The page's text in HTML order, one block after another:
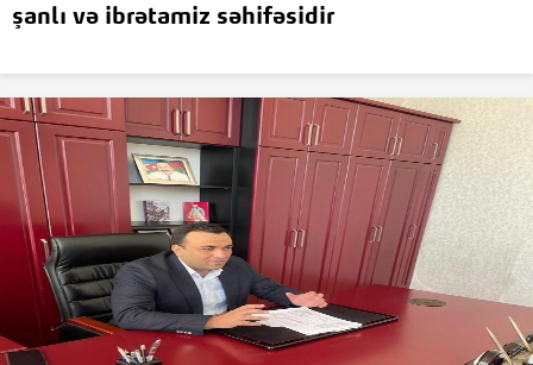
şanlı və ibrətamiz səhifəsidir